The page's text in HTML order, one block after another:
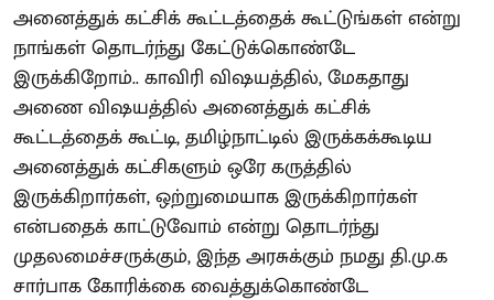
அனைத்துக் கட்சிக் கூட்டத்தைக் கூட்டுங்கள் என்று
நாங்கள் தொடர்ந்து கேட்டுக்கொண்டே
இருக்கிறோம்.. காவிரி விஷயத்தில், மேகதாது
அணை விஷயத்தில் அனைத்துக் கட்சிக்
கூட்டத்தைக் கூட்டி, தமிழ்நாட்டில் இருக்கக்கூடிய
அனைத்துக் கட்சிகளும் ஒரே கருத்தில்
இருக்கிறார்கள், ஒற்றுமையாக இருக்கிறார்கள்
என்பதைக் காட்டுவோம் என்று தொடர்ந்து
முதலமைச்சருக்கும், இந்த அரசுக்கும் நமது தி.மு.க
சார்பாக கோரிக்கை வைத்துக்கொண்டே